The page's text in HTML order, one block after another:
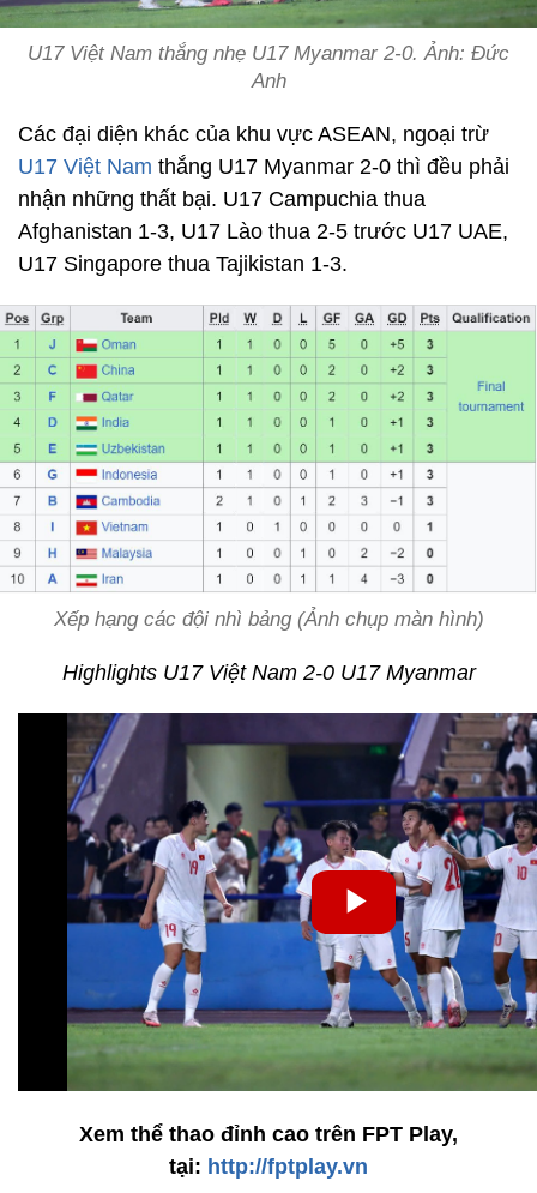
U17 Việt Nam thắng nhẹ U17 Myanmar 2-0. Ảnh: Đức
Anh
Các đại diện khác của khu vực ASEAN, ngoại trừ
U17 Việt Nam thắng U17 Myanmar 2-0 thì đều phải
nhận những thất bại. U17 Campuchia thua
Afghanistan 1-3, U17 Lào thua 2-5 trước U17 UAE,
U17 Singapore thua Tajikistan 1-3.
Xếp hạng các đội nhì bảng (Ảnh chụp màn hình)
Highlights U17 Việt Nam 2-0 U17 Myanmar
Xem thể thao đỉnh cao trên FPT Play,
tại: http://fptplay.vn